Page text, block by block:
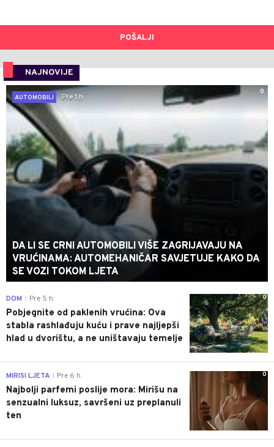
POŠALJI
NAJNOVIJE
0
AUTOMOBILI
Pre 1 h
DA LI SE CRNI AUTOMOBILI VIŠE ZAGRIJAVAJU NA
VRUĆINAMA: AUTOMEHANIČAR SAVJETUJE KAKO DA
SE VOZI TOKOM LJETA
0
DOM Pre 5 h
Pobjegnite od paklenih vrućina: Ova
stabla rashlađuju kuću i prave najljepši
hlad u dvorištu, a ne uništavaju temelje
0
MIRISI LJETA Pre 6 h
Najbolji parfemi poslije mora: Mirišu na
senzualni luksuz, savršeni uz preplanuli
ten